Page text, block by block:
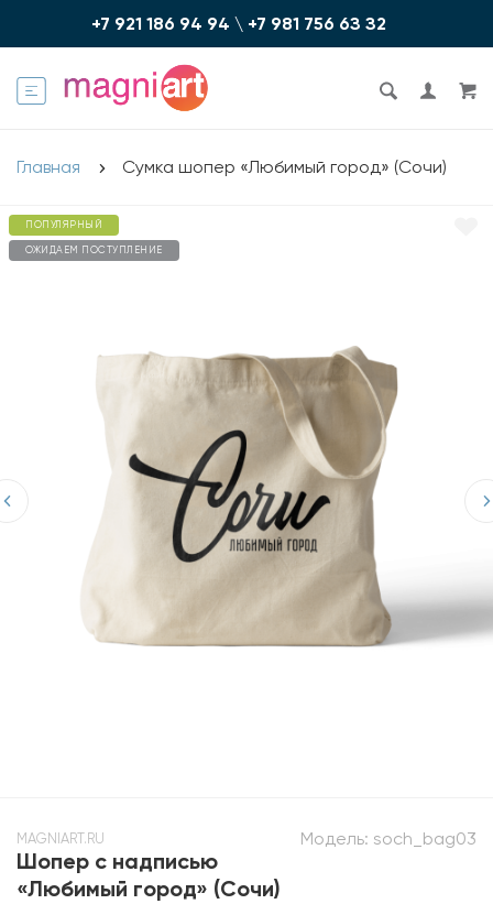
+7 921 186 94 94 \ +7 981 756 6З З2
Главная Сумка шопер «Любимый город» (Сочи)
ПОПУЛЯРНЫЙ
ОЖИДАЕМ ПОСТУПЛЕНИЕ
Модель: soch_bag03
MAGNIART.RU
Шопер с надписью
«Любимый город» (Сочи)